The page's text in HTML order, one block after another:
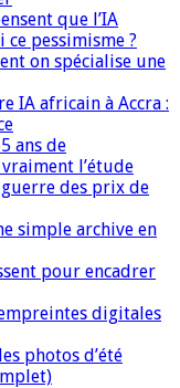
que l’IA
pessimisme ?
on spécialise une
IA africain à Accra :
ans de
l’étude
guerre des prix de
simple archive en
pour encadrer
digitales
photos d’été